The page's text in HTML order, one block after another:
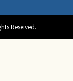
Reserved.